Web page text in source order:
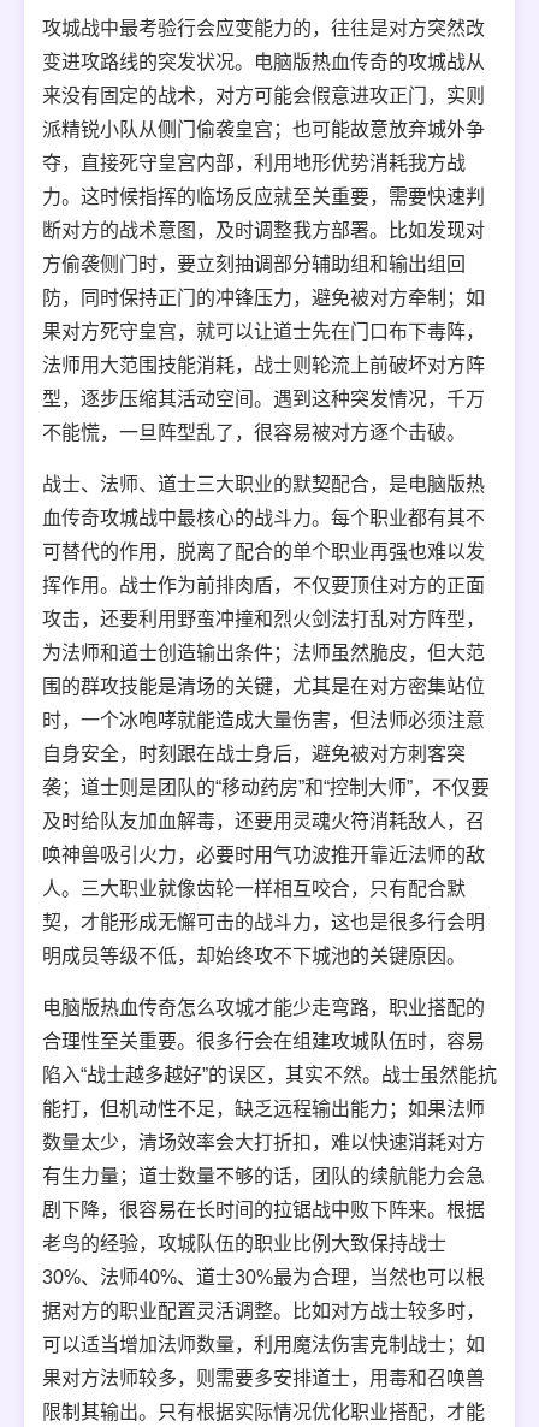
攻城战中最考验行会应变能力的，往往是对方突然改
变进攻路线的突发状况。电脑版热血传奇的攻城战从
来没有固定的战术，对方可能会假意进攻正门，实则
派精锐小队从侧门偷袭皇宫；也可能故意放弃城外争
夺，直接死守皇宫内部，利用地形优势消耗我方战
力。这时候指挥的临场反应就至关重要，需要快速判
断对方的战术意图，及时调整我方部署。比如发现对
方偷袭侧门时，要立刻抽调部分辅助组和输出组回
防，同时保持正门的冲锋压力，避免被对方牵制；如
果对方死守皇宫，就可以让道士先在门口布下毒阵，
法师用大范围技能消耗，战士则轮流上前破坏对方阵
型，逐步压缩其活动空间。遇到这种突发情况，千万
不能慌，一旦阵型乱了，很容易被对方逐个击破。
战士、法师、道士三大职业的默契配合，是电脑版热
血传奇攻城战中最核心的战斗力。每个职业都有其不
可替代的作用，脱离了配合的单个职业再强也难以发
挥作用。战士作为前排肉盾，不仅要顶住对方的正面
攻击，还要利用野蛮冲撞和烈火剑法打乱对方阵型，
为法师和道士创造输出条件；法师虽然脆皮，但大范
围的群攻技能是清场的关键，尤其是在对方密集站位
时，一个冰咆哮就能造成大量伤害，但法师必须注意
自身安全，时刻跟在战士身后，避免被对方刺客突
袭；道士则是团队的“移动药房”和“控制大师”，不仅要
及时给队友加血解毒，还要用灵魂火符消耗敌人，召
唤神兽吸引火力，必要时用气功波推开靠近法师的敌
人。三大职业就像齿轮一样相互咬合，只有配合默
契，才能形成无懈可击的战斗力，这也是很多行会明
明成员等级不低，却始终攻不下城池的关键原因。
电脑版热血传奇怎么攻城才能少走弯路，职业搭配的
合理性至关重要。很多行会在组建攻城队伍时，容易
陷入“战士越多越好”的误区，其实不然。战士虽然能抗
能打，但机动性不足，缺乏远程输出能力；如果法师
数量太少，清场效率会大打折扣，难以快速消耗对方
有生力量；道士数量不够的话，团队的续航能力会急
剧下降，很容易在长时间的拉锯战中败下阵来。根据
老鸟的经验，攻城队伍的职业比例大致保持战士
30%、法师40%、道士30%最为合理，当然也可以根
据对方的职业配置灵活调整。比如对方战士较多时，
可以适当增加法师数量，利用魔法伤害克制战士；如
果对方法师较多，则需要多安排道士，用毒和召唤兽
限制其输出。只有根据实际情况优化职业搭配，才能